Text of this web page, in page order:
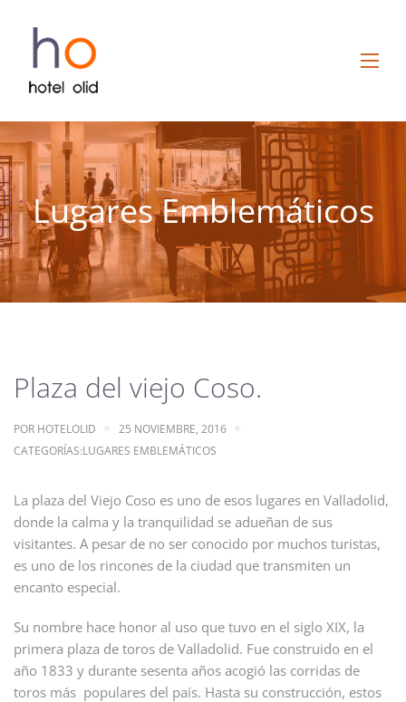
Lugares Emblemáticos
Plaza del viejo Coso.
POR HOTELOLID
25 NOVIEMBRE, 2016
CATEGORÍAS:LUGARES EMBLEMÁTICOS
La plaza del Viejo Coso es uno de esos lugares en Valladolid,
donde la calma y la tranquilidad se adueñan de sus
visitantes. A pesar de no ser conocido por muchos turistas,
es uno de los rincones de la ciudad que transmiten un
encanto especial.
Su nombre hace honor al uso que tuvo en el siglo XIX, la
primera plaza de toros de Valladolid. Fue construido en el
año 1833 y durante sesenta años acogió las corridas de
toros más populares del país. Hasta su construcción, estos